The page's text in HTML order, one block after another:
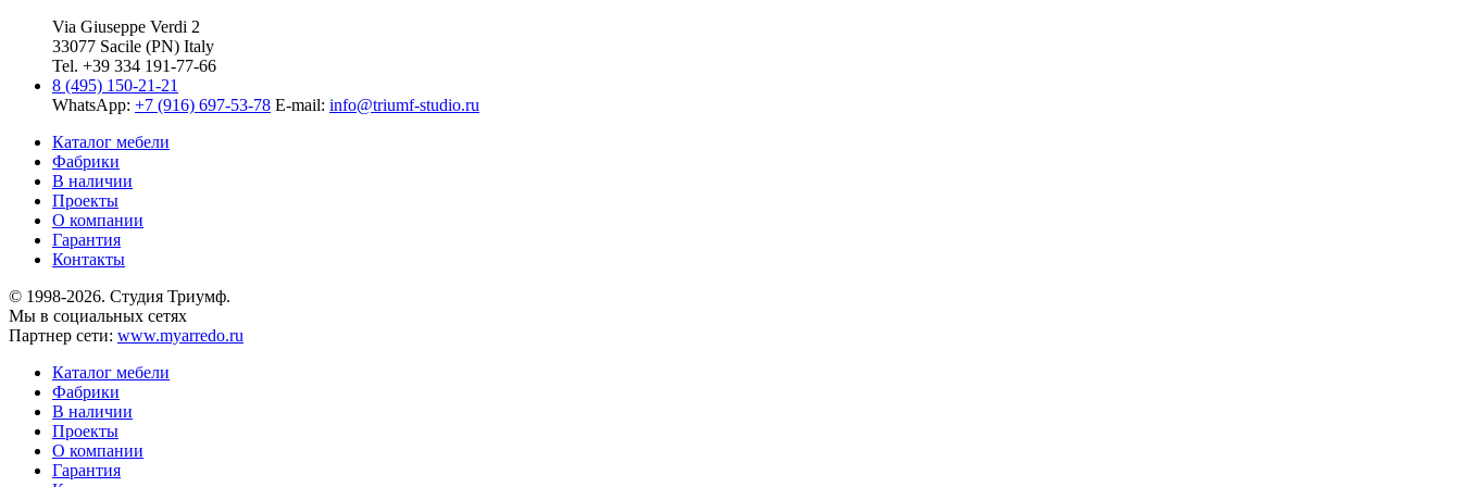
Via Giuseppe Verdi 2
33077 Sacile (PN) Italy
Tel. +39 334 191-77-66
8 (495) 150-21-21
WhatsApp: +7 (916) 697-53-78 E-mail: info@triumf-studio.ru
Каталог мебели
Фабрики
В наличии
Проекты
О компании
Гарантия
Контакты
© 1998-2026. Студия Триумф.
Мы в социальных сетях
Партнер сети: www.myarredo.ru
Каталог мебели
Фабрики
В наличии
Проекты
О компании
Гарантия